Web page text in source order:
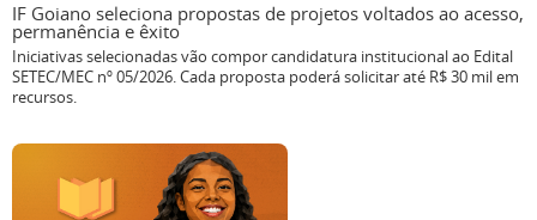
IF Goiano seleciona propostas de projetos voltados ao acesso,
permanência e êxito
Iniciativas selecionadas vão compor candidatura institucional ao Edital
SETEC/MEC nº 05/2026. Cada proposta poderá solicitar até R$ 30 mil em
recursos.